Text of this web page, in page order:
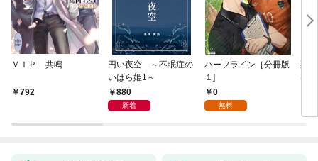
ＶＩＰ 共鳴
792
円い夜空 ～不眠症の
いばら姫1～
880
新着
ハーフライン［分冊版
１]
0
無料
死
は